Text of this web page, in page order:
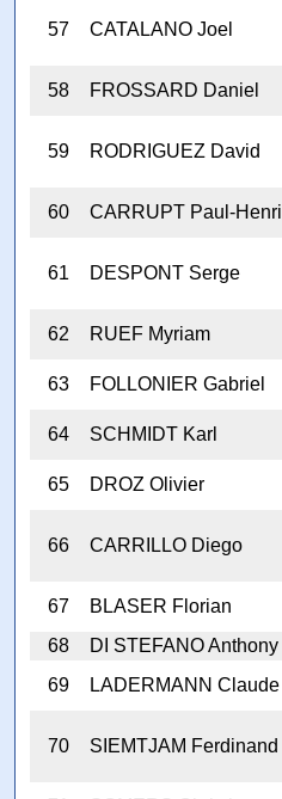
57 CATALANO Joel
58
FROSSARD Daniel
59 RODRIGUEZ David
60
CARRUPT Paul-Henri
61 DESPONT Serge
62
RUEF Myriam
63
FOLLONIER Gabriel
64
SCHMIDT Karl
65 DROZ Olivier
66 CARRILLO Diego
67
BLASER Florian
68
DI STEFANO Anthony
69
LADERMANN Claude
70 SIEMTJAM Ferdinand